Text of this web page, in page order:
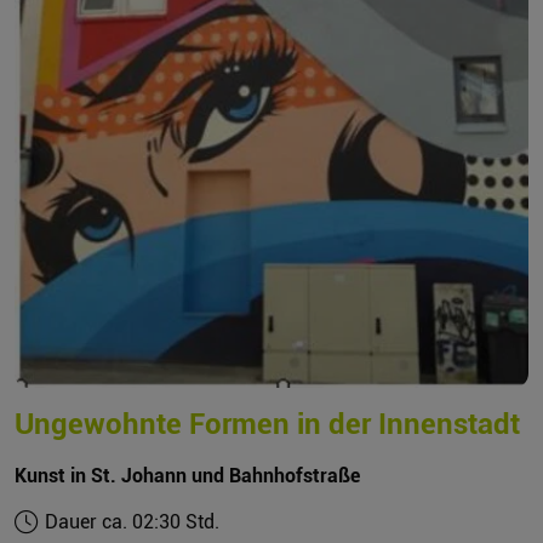
Ungewohnte Formen in der Innenstadt
Kunst in St. Johann und Bahnhofstraße
Dauer ca. 02:30 Std.